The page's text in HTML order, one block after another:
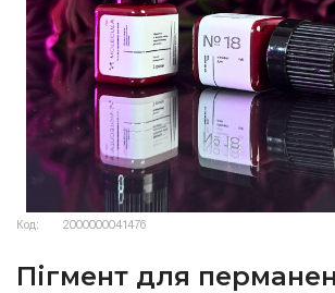
Код: 2000000041476
Пігмент для